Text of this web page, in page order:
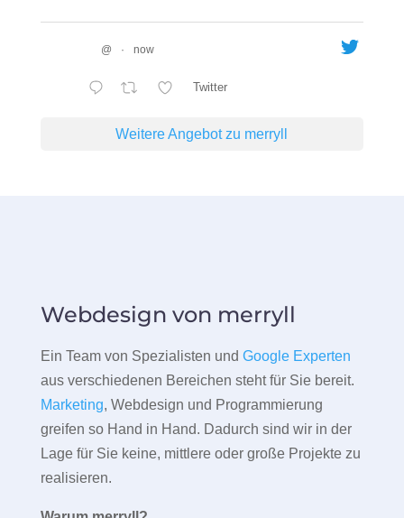
@ · now
Twitter
Weitere Angebot zu merryll
Webdesign von merryll
Ein Team von Spezialisten und Google Experten
aus verschiedenen Bereichen steht für Sie bereit.
Marketing, Webdesign und Programmierung
greifen so Hand in Hand. Dadurch sind wir in der
Lage für Sie keine, mittlere oder große Projekte zu
realisieren.